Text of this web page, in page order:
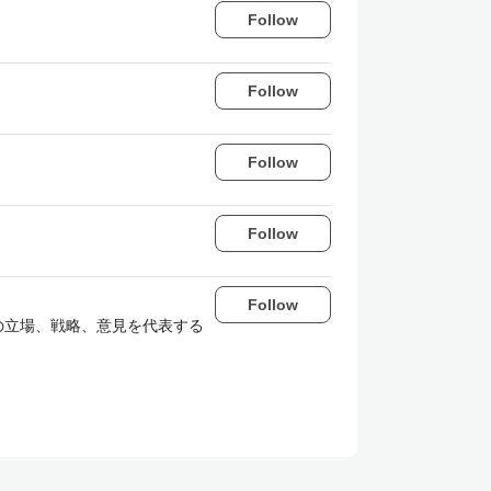
Follow
Follow
Follow
Follow
戦略、意見を代表する
Follow